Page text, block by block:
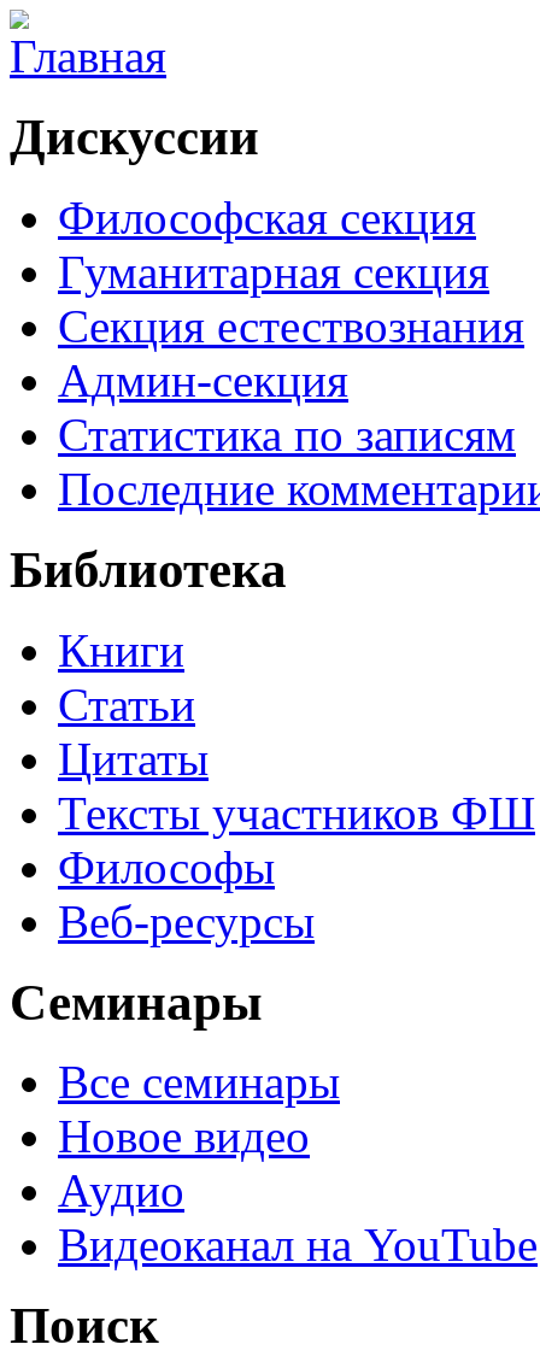
Дискуссии
Философская секция
Гуманитарная секция
Секция естествознания
Админ-секция
Статистика по записям
Последние
Библиотека
Книги
Статьи
Цитаты
Тексты участников ФШ
Философы
Веб-ресурсы
Семинары
Все семинары
Новое видео
Аудио
Видеоканал на YouTube
Поиск